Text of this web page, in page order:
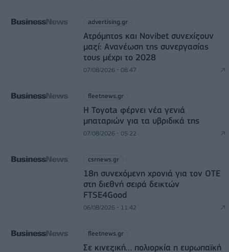
advertising.gr
Ατρόμητος και Novibet συνεχίζουν
μαζί: Ανανέωση της συνεργασίας
τους μέχρι το 2028
07/08/2026 - 08:47
fleetnews.gr
Η Toyota φέρνει νέα γενιά
μπαταριών για τα υβριδικά της
07/08/2026 - 05:22
csrnews.gr
18η συνεχόμενη χρονιά για τον ΟΤΕ
στη διεθνή σειρά δεικτών
FTSE4Good
06/08/2026 - 11:42
fleetnews.gr
Σε κινεζική… πολιορκία η ευρωπαϊκή